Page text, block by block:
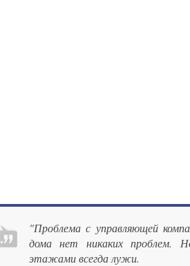
"Проблема с управляющей
дома нет никаких проблем.
этажами всегда лужи.